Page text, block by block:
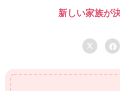
新しい家族が
 